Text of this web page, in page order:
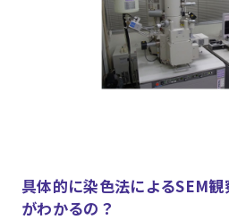
具体的に染色法によるSEM
がわかるの？